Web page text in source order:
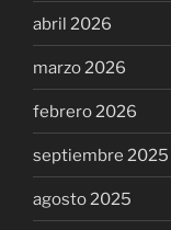
abril 2026
marzo 2026
febrero 2026
septiembre 2025
agosto 2025